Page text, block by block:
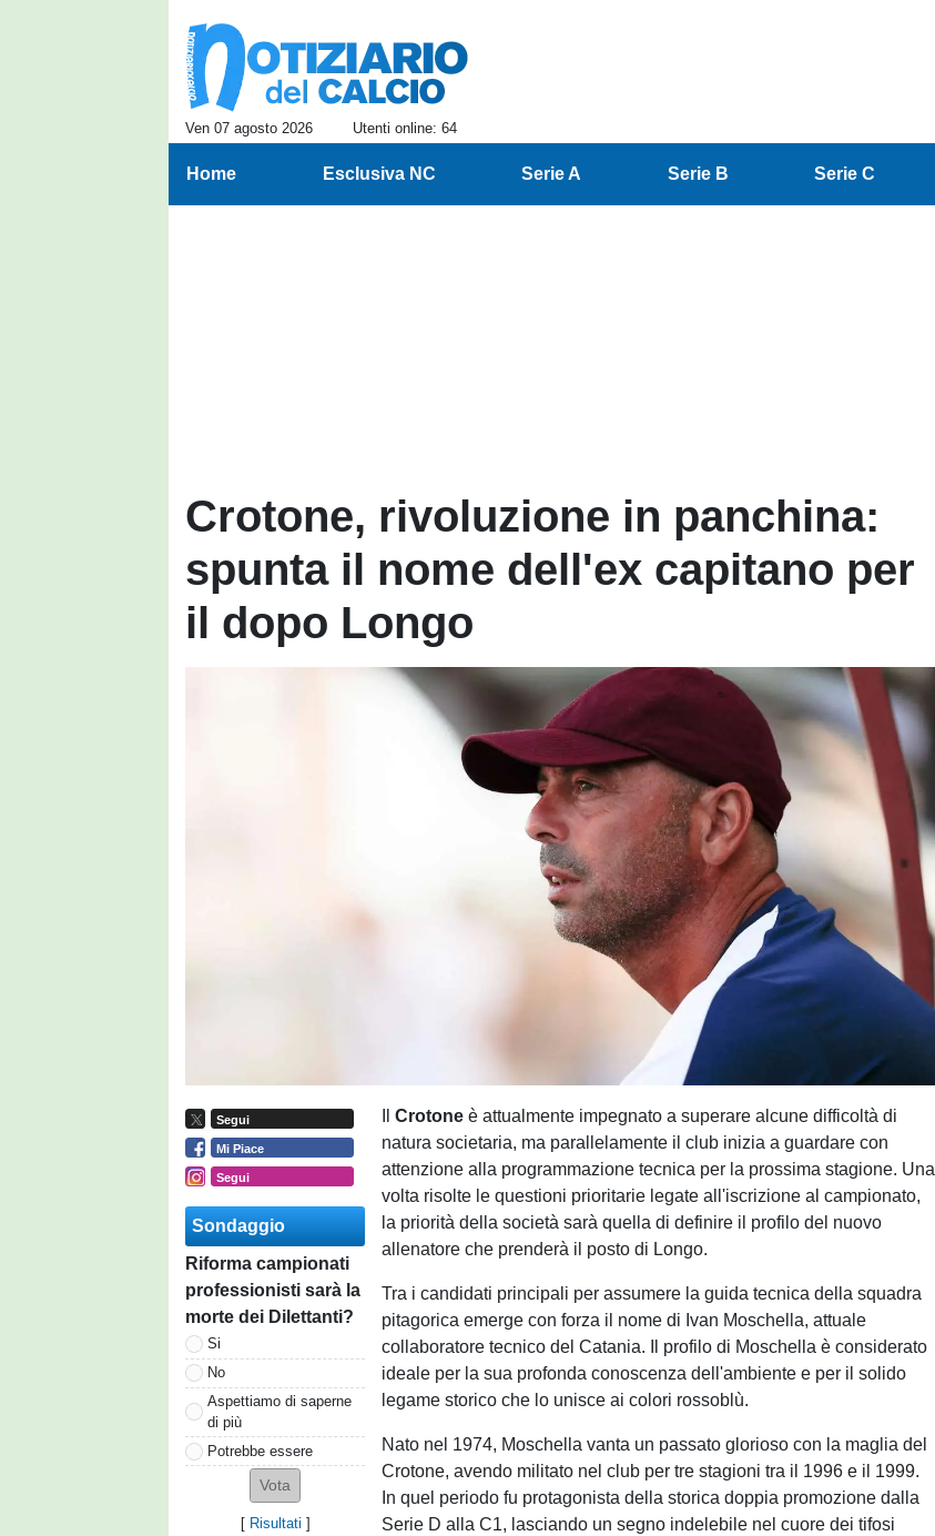
Ven 07 agosto 2026 Utenti online: 64
Home Esclusiva NC Serie A Serie B Serie C
Crotone, rivoluzione in panchina:
spunta il nome dell'ex capitano per
il dopo Longo
Segui
Mi Piace
Segui
Sondaggio
Riforma campionati
professionisti sarà la
morte dei Dilettanti?
Si
No
Aspettiamo di saperne
di più
Potrebbe essere
[ Risultati ]
IlCrotoneè attualmente impegnato a superare alcune difficoltà di
natura societaria, ma parallelamente il club inizia a guardare con
attenzione alla programmazione tecnica per la prossima stagione. Una
volta risolte le questioni prioritarie legate all'iscrizione al campionato,
la priorità della società sarà quella di definire il profilo del nuovo
allenatore che prenderà il posto di Longo.
Tra i candidati principali per assumere la guida tecnica della squadra
pitagorica emerge con forza il nome di Ivan Moschella, attuale
collaboratore tecnico del Catania. Il profilo di Moschella è considerato
ideale per la sua profonda conoscenza dell'ambiente e per il solido
legame storico che lo unisce ai colori rossoblù.
Nato nel 1974, Moschella vanta un passato glorioso con la maglia del
Crotone, avendo militato nel club per tre stagioni tra il 1996 e il 1999.
In quel periodo fu protagonista della storica doppia promozione dalla
Serie D alla C1, lasciando un segno indelebile nel cuore dei tifosi